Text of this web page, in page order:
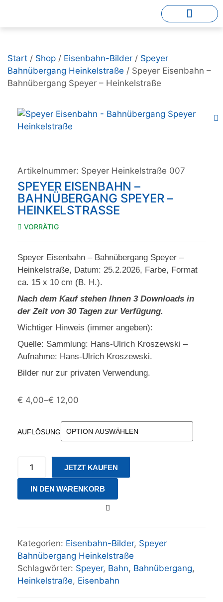
Start / Shop / Eisenbahn-Bilder / Speyer
Bahnübergang Heinkelstraße / Speyer Eisenbahn –
Bahnübergang Speyer – Heinkelstraße
Artikelnummer: Speyer Heinkelstraße 007
SPEYER EISENBAHN –
BAHNÜBERGANG SPEYER –
HEINKELSTRASSE
VORRÄTIG
Speyer Eisenbahn – Bahnübergang Speyer –
Heinkelstraße, Datum: 25.2.2026, Farbe, Format
ca. 15 x 10 cm (B. H.).
Nach dem Kauf stehen Ihnen 3 Downloads in
der Zeit von 30 Tagen zur Verfügung.
Wichtiger Hinweis (immer angeben):
Quelle: Sammlung: Hans-Ulrich Kroszewski –
Aufnahme: Hans-Ulrich Kroszewski.
Bilder nur zur privaten Verwendung.
€ 4,00–€ 12,00
AUFLÖSUNG
JETZT KAUFEN
IN DEN WARENKORB
Kategorien: Eisenbahn-Bilder, Speyer
Bahnübergang Heinkelstraße
Schlagwörter: Speyer, Bahn, Bahnübergang,
Heinkelstraße, Eisenbahn